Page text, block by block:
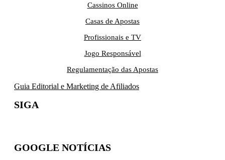
Cassinos Online
Casas de Apostas
Profissionais e TV
Jogo Responsável
Regulamentação das Apostas
Guia Editorial e Marketing de Afiliados
SIGA
GOOGLE NOTÍCIAS